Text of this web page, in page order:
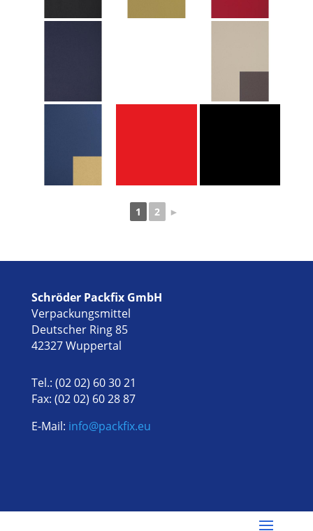
1 2 ►
Schröder Packfix GmbH
Verpackungsmittel
Deutscher Ring 85
42327 Wuppertal
Tel.: (02 02) 60 30 21
Fax: (02 02) 60 28 87
E-Mail: info@packfix.eu